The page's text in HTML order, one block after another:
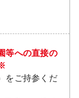
等への直接の
をご持参くだ